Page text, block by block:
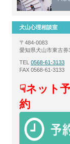
犬山心理相談室
〒484-0083
愛知県犬山市東古
TEL 0568-61-3133
FAX 0568-61-3133
☟ネット